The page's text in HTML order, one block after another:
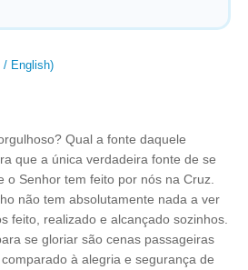
/ English)
Qual a fonte daquele
que a única verdadeira fonte de se
o Senhor tem feito por nós na Cruz.
não tem absolutamente nada a ver
feito, realizado e alcançado sozinhos.
se gloriar são cenas passageiras
à alegria e segurança de